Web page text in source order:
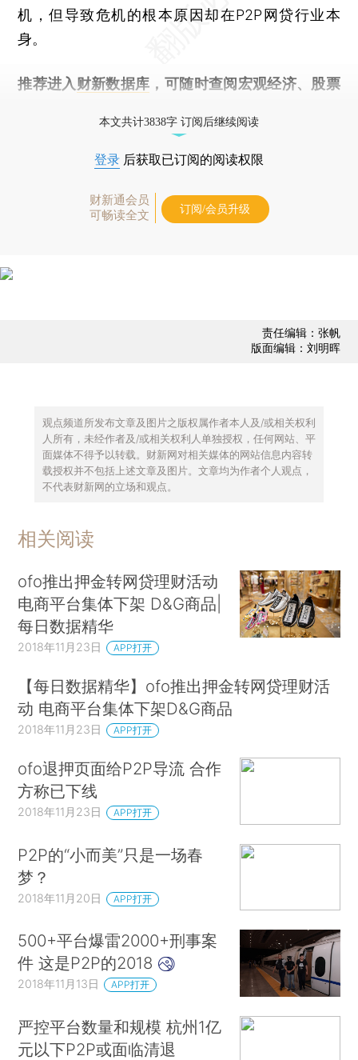
机，但导致危机的根本原因却在P2P网贷行业本
身。
推荐进入 财新数据库 ，可随时查阅宏观经济、股票
本文共计3838字 订阅后继续阅读
登录 后获取已订阅的阅读权限
财新通会员
可畅读全文
订阅/会员升级
责任编辑：张帆
版面编辑：刘明晖
观点频道所发布文章及图片之版权属作者本人及/或相关权利
人所有，未经作者及/或相关权利人单独授权，任何网站、平
面媒体不得予以转载。财新网对相关媒体的网站信息内容转
载授权并不包括上述文章及图片。文章均为作者个人观点，
不代表财新网的立场和观点。
相关阅读
ofo推出押金转网贷理财活动
电商平台集体下架 D&G商品|
每日数据精华
2018年11月23日 APP打开
【每日数据精华】ofo推出押金转网贷理财活
动 电商平台集体下架D&G商品
2018年11月23日 APP打开
ofo退押页面给P2P导流 合作
方称已下线
2018年11月23日 APP打开
P2P的“小而美”只是一场春
梦？
2018年11月20日 APP打开
500+平台爆雷2000+刑事案
件 这是P2P的2018
2018年11月13日 APP打开
严控平台数量和规模 杭州1亿
元以下P2P或面临清退